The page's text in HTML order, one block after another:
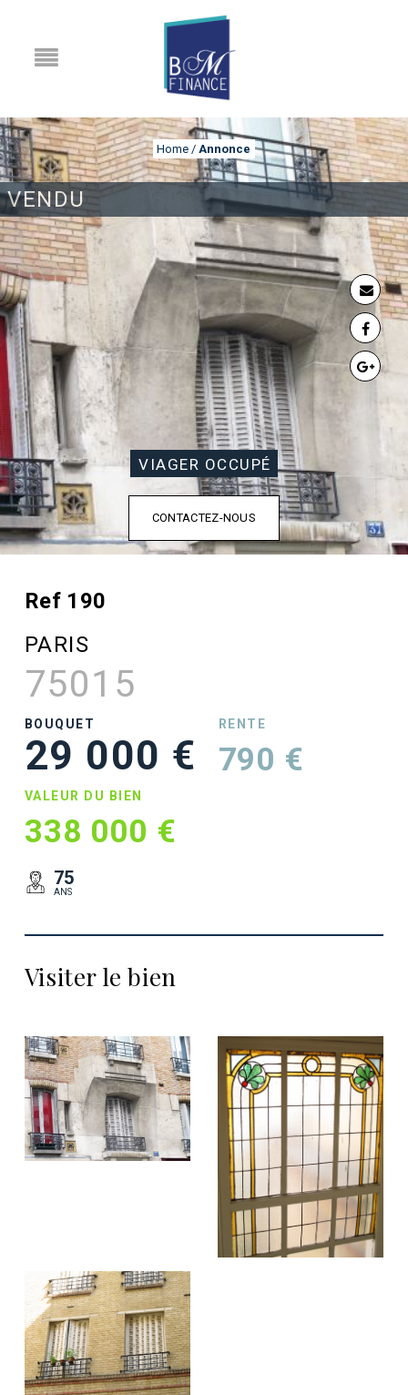
VENDU
Home / Annonce
ANNONCE
VIAGER OCCUPÉ
CONTACTEZ-NOUS
Ref 190
PARIS
75015
BOUQUET
29 000 €
RENTE
790 €
VALEUR DU BIEN
338 000 €
75
ANS
Visiter le bien